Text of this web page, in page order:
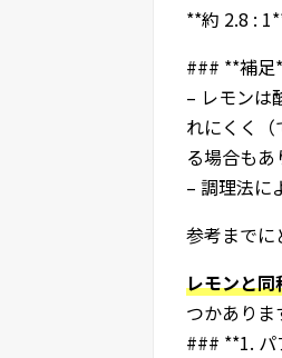
**約 2.8 :
### **補足
– レモンは
れにくく
る場合もあ
– 調理法に
参考までに
レモンと
つかありま
### **1. パ